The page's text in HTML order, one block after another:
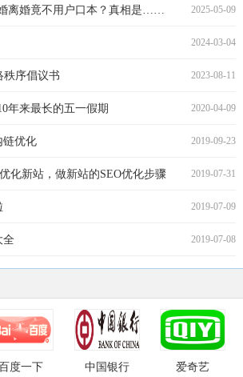
2025-05-09
离婚竟不用户口本？真相是……
2024-03-04
2023-08-11
秩序倡议书
2020-04-09
年来最长的五一假期
2019-09-23
链优化
2019-07-31
化新站，做新站的SEO优化步骤
2019-07-09
2019-07-08
全
度一下 中国银行 爱奇艺